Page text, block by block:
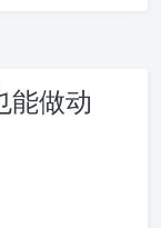
能做动